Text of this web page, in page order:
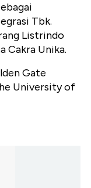
Tbk.
Listrindo
Cakra Unika.
Gate
University of